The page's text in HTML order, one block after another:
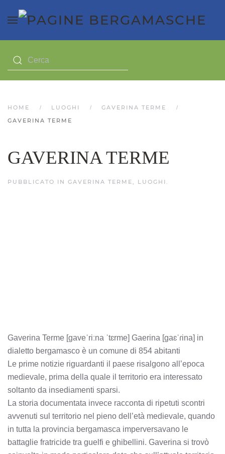
HOME LUOGHI
GAVERINA TERME
GAVERINA TERME
GAVERINA TERME
PUBBLICATO IN GAVERINA TERME, LUOGHI .
Gaverina Terme [ɡaveˈriːna ˈtɛrme] Gaerina [ɡaɛˈɾina] in
dialetto bergamasco è un comune di 854 abitanti
Le prime notizie riguardanti il paese risalgono all’epoca
medievale, prima della quale il territorio era interessato
soltanto da insediamenti sparsi.
La storia documentata invece racconta di ripetuti scontri
avvenuti sul territorio nel pieno dell’età medievale, quando
in tutta la provincia bergamasca imperversavano le
battaglie fratricide tra guelfi e ghibellini. Gaverina si trovò